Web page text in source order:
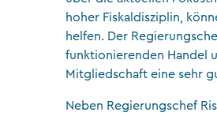
hoher Fiskaldisziplin,
helfen. Der
funktionierenden Handel
Mitgliedschaft eine sehr
Neben Regierungschef